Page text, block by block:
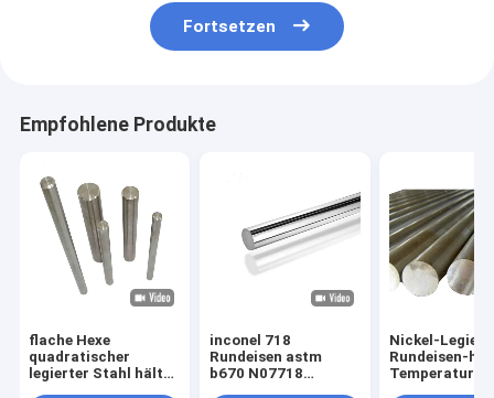
Fortsetzen
Empfohlene Produkte
flache Hexe
quadratischer
legierter Stahl hält
inconel 718
Rundeisen astm
b670 N07718
Nickel-
Rundeisen-
Temperatur